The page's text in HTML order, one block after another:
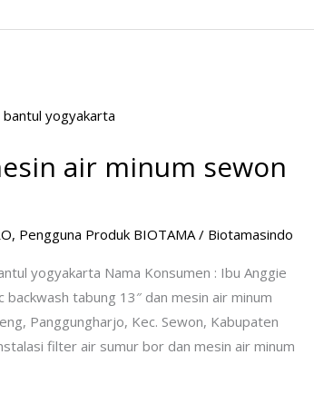
air minum sewon
, Pengguna Produk BIOTAMA / Biotamasindo
yogyakarta Nama Konsumen : Ibu Anggie
tabung 13″ dan mesin air minum
Panggungharjo, Kec. Sewon, Kabupaten
filter air sumur bor dan mesin air minum